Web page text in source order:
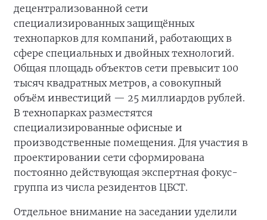
децентрализованной сети
специализированных защищённых
технопарков для компаний, работающих в
сфере специальных и двойных технологий.
Общая площадь объектов сети превысит 100
тысяч квадратных метров, а совокупный
объём инвестиций — 25 миллиардов рублей.
В технопарках разместятся
специализированные офисные и
производственные помещения. Для участия в
проектировании сети сформирована
постоянно действующая экспертная фокус-
группа из числа резидентов ЦБСТ.
Отдельное внимание на заседании уделили